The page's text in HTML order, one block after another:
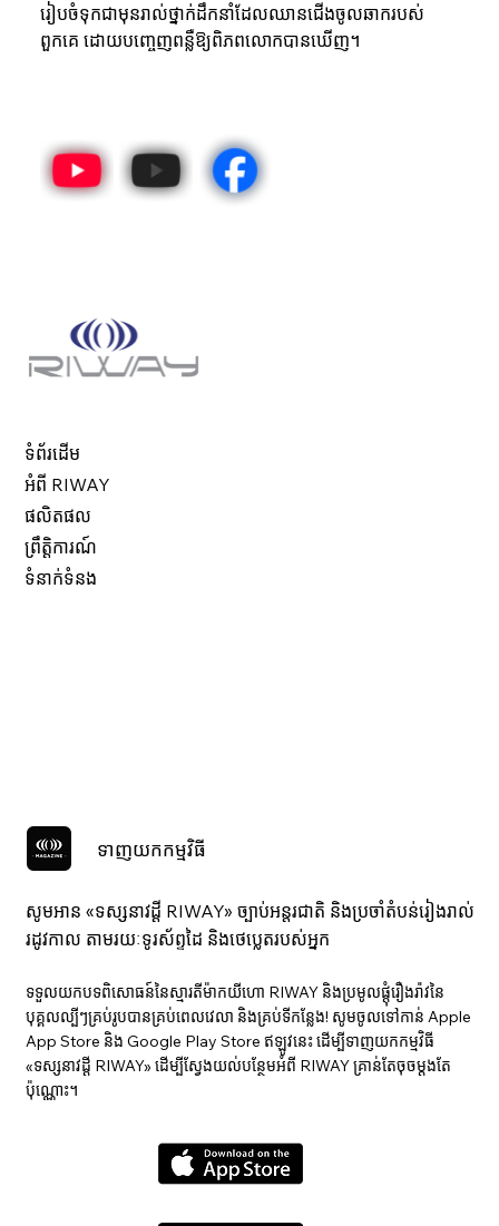
រៀបចំទុកជាមុនរាល់ថ្នាក់ដឹកនាំដែលឈានជើងចូលឆាករបស់
ពួកគេ ដោយបញ្ចេញពន្លឺឱ្យពិភពលោកបានឃើញ។
ទំព័រដើម
អំពី RIWAY
ផលិតផល
ព្រឹត្តិការណ៍
ទំនាក់ទំនង
ទាញយកកម្មវិធី
សូមអាន «ទស្សនាវ​ដ្ដី RIWAY» ច្បាប់អន្តរជាតិ និងប្រចាំតំបន់រៀងរាល់
រដូវកាល តាមរយៈទូរស័ព្ទដៃ និងថេប្លេតរបស់អ្នក
ទទួលយកបទពិសោធន៍នៃស្មារតីម៉ាកយីហោ RIWAY និងប្រមូលផ្តុំរឿងរ៉ាវនៃ
បុគ្គលល្បីៗគ្រប់រូបបានគ្រប់ពេលវេលា និងគ្រប់ទីកន្លែង! សូមចូលទៅកាន់ Apple
App Store និង Google Play Store ឥឡូវនេះ ដើម្បីទាញយកកម្មវិធី
«ទស្សនាវ​ដ្ដី RIWAY» ដើម្បីស្វែងយល់បន្ថែមអំពី RIWAY គ្រាន់តែចុចម្តងតែ
ប៉ុណ្ណោះ។